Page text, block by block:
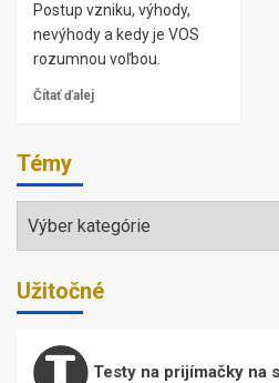
Postup vzniku, výhody,
nevýhody a kedy je VOS
rozumnou voľbou.
Čítať ďalej
Témy
Témy
Užitočné
Testy na prijímačky na